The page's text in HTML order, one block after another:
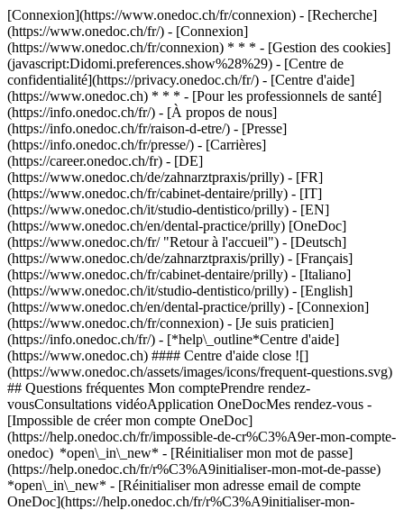
[Connexion](https://www.onedoc.ch/fr/connexion) - [Recherche]
(https://www.onedoc.ch/fr/) - [Connexion]
(https://www.onedoc.ch/fr/connexion) * * * - [Gestion des cookies]
(javascript:Didomi.preferences.show%28%29) - [Centre de
confidentialité](https://privacy.onedoc.ch/fr/) - [Centre d'aide]
(https://www.onedoc.ch) * * * - [Pour les professionnels de santé]
(https://info.onedoc.ch/fr/) - [À propos de nous]
(https://info.onedoc.ch/fr/raison-d-etre/) - [Presse]
(https://info.onedoc.ch/fr/presse/) - [Carrières]
(https://career.onedoc.ch/fr) - [DE]
(https://www.onedoc.ch/de/zahnarztpraxis/prilly) - [FR]
(https://www.onedoc.ch/fr/cabinet-dentaire/prilly) - [IT]
(https://www.onedoc.ch/it/studio-dentistico/prilly) - [EN]
(https://www.onedoc.ch/en/dental-practice/prilly) [OneDoc]
(https://www.onedoc.ch/fr/ "Retour à l'accueil") - [Deutsch]
(https://www.onedoc.ch/de/zahnarztpraxis/prilly) - [Français]
(https://www.onedoc.ch/fr/cabinet-dentaire/prilly) - [Italiano]
(https://www.onedoc.ch/it/studio-dentistico/prilly) - [English]
(https://www.onedoc.ch/en/dental-practice/prilly) - [Connexion]
(https://www.onedoc.ch/fr/connexion) - [Je suis praticien]
(https://info.onedoc.ch/fr/) - [*help\_outline*Centre d'aide]
(https://www.onedoc.ch) #### Centre d'aide close ![]
(https://www.onedoc.ch/assets/images/icons/frequent-questions.svg)
## Questions fréquentes Mon comptePrendre rendez-
vousConsultations vidéoApplication OneDocMes rendez-vous -
[Impossible de créer mon compte OneDoc]
(https://help.onedoc.ch/fr/impossible-de-cr%C3%A9er-mon-compte-
onedoc) *open\_in\_new* - [Réinitialiser mon mot de passe]
(https://help.onedoc.ch/fr/r%C3%A9initialiser-mon-mot-de-passe)
*open\_in\_new* - [Réinitialiser mon adresse email de compte
OneDoc](https://help.onedoc.ch/fr/r%C3%A9initialiser-mon-